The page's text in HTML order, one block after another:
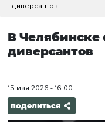
диверсантов
В Челябинске
диверсантов
15 мая 2026 - 16:00
поделиться